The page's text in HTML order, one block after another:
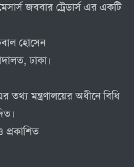
জববার ট্রেডার্স এর একটি
হোসেন
ঢাকা।
তথ্য মন্ত্রণালয়ের অধীনে বিধি